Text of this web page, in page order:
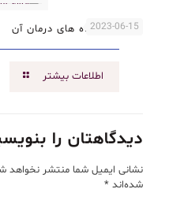
2023-06-15
انواع مو و راه های درمان آن
اطلاعات بیشتر
دیدگاهتان را
نشانی ایمیل شما منتشر نخواهد
شده‌اند *